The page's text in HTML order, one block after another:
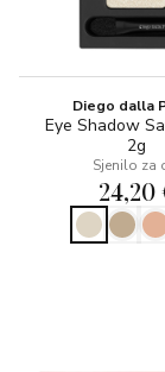
Diego dalla
Eye Shadow
2g
Sjenilo za
24,20